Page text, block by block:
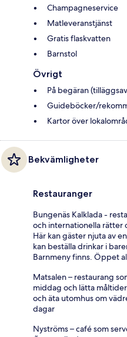
Champagneservice
Matleveranstjänst
Gratis flaskvatten
Barnstol
Övrigt
På begäran
Guideböcker/
Kartor över
Bekvämligheter
Restauranger
Bungenäs Kalklada -
och internationella rätter
Här kan gäster njuta av
kan beställa drinkar i
Barnmeny finns. Öppet
Matsalen – restaurang
middag och lätta
och äta utomhus om
dagar
Nyströms – café som